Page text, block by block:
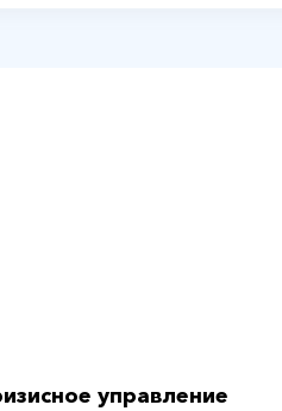
управление